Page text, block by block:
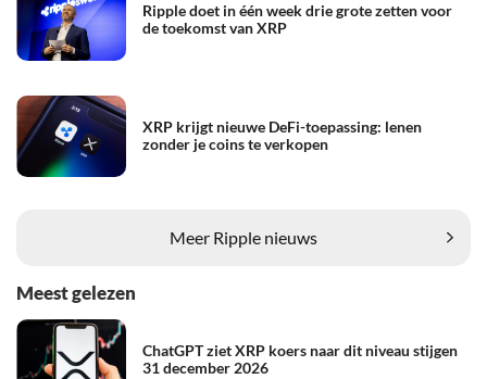
Ripple doet in één week drie grote zetten voor
de toekomst van XRP
XRP krijgt nieuwe DeFi-toepassing: lenen
zonder je coins te verkopen
Meer Ripple nieuws
Meest gelezen
ChatGPT ziet XRP koers naar dit niveau stijgen
31 december 2026